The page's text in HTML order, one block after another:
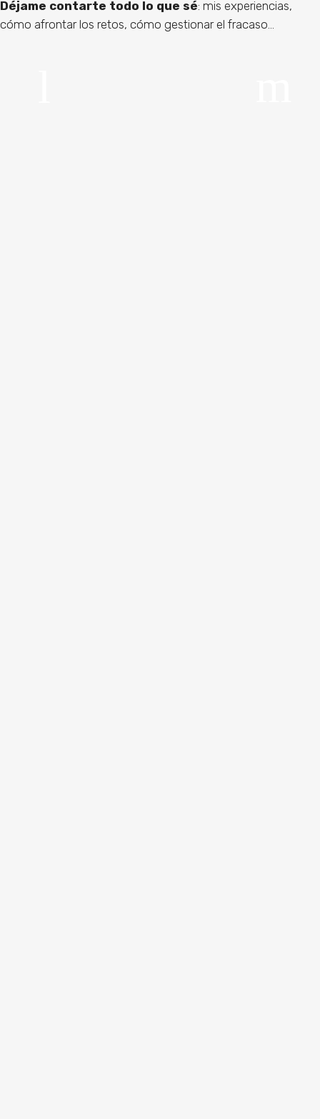
Déjame contarte todo lo que sé: mis experiencias,
cómo afrontar los retos, cómo gestionar el fracaso…